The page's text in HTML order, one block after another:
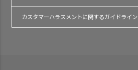
カスタマーハラスメントに関するガイドライン